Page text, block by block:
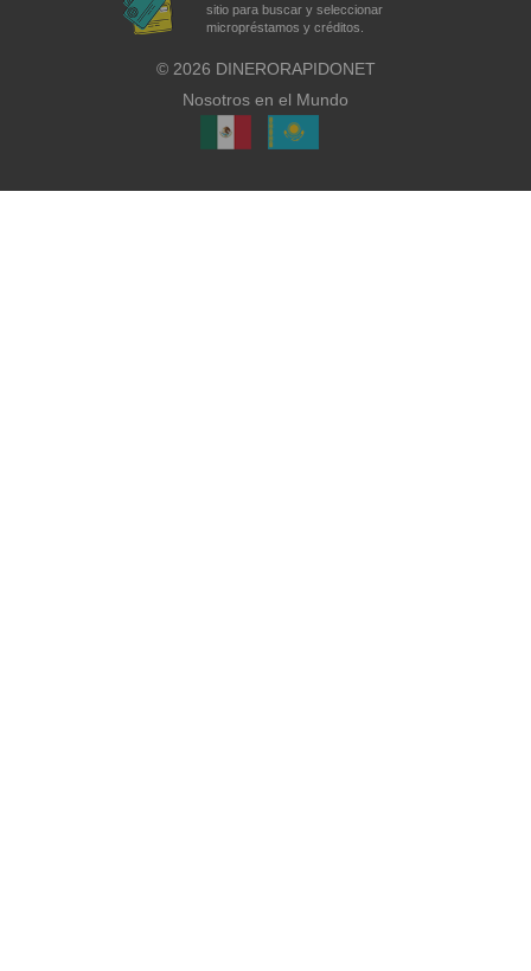
sitio para buscar y seleccionar
micropréstamos y créditos.
© 2026 DINERORAPIDONET
Nosotros en el Mundo